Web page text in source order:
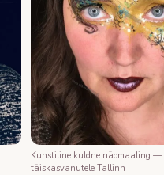
Kunstiline kuldne näomaaling —
täiskasvanutele Tallinn